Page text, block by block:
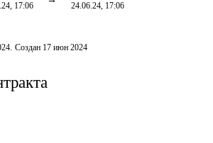
17:06
24.06.24, 17:06
. Создан 17 июн 2024